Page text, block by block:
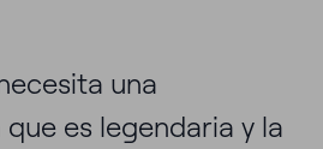
una
es legendaria y la